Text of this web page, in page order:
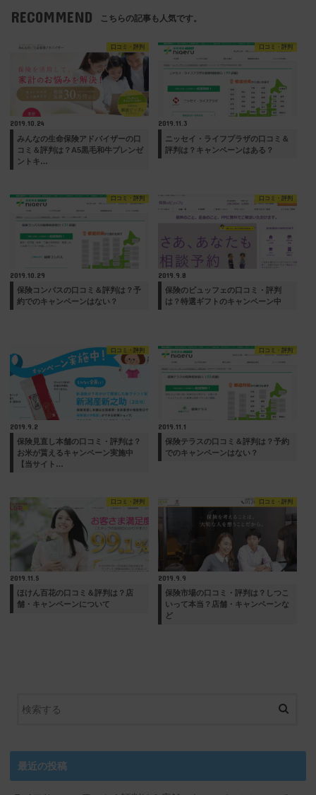
RECOMMEND こちらの記事も人気です。
口コミ・評判
2019.10.24
みんなの生命保険アドバイザーの口
コミ＆評判は？A5黒毛和牛プレンゼ
ントキ…
口コミ・評判
2019.11.3
ニッセイ・ライフプラザの口コミ＆
評判は？キャンペーンはある？
口コミ・評判
2019.10.29
保険コンパスの口コミ＆評判は？予
約でのキャンペーンはない？
口コミ・評判
2019.9.8
保険のビュッフェの口コミ・評判
は？特選ギフトのキャンペーン中
口コミ・評判
2019.9.2
保険見直し本舗の口コミ・評判は？
お米が貰えるキャンペーン実施中
【当サイト…
口コミ・評判
2019.11.1
保険テラスの口コミ＆評判は？予約
でのキャンペーンはない？
口コミ・評判
2019.11.5
ほけん百花の口コミ＆評判は？店
舗・キャンペーンについて
口コミ・評判
2019.9.9
保険市場の口コミ・評判は？しつこ
いって本当？店舗・キャンペーンな
ど
最近の投稿